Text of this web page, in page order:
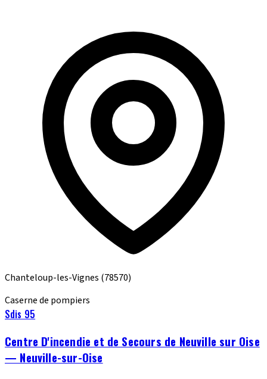
Chanteloup-les-Vignes (78570)
Caserne de pompiers
Sdis 95
Centre D'incendie et de Secours de Neuville sur Oise
— Neuville-sur-Oise